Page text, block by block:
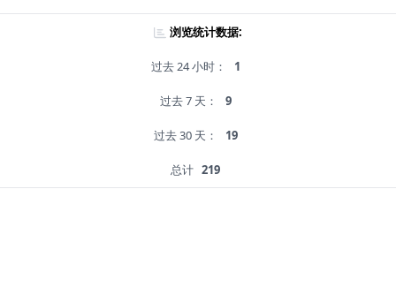
浏览统计数据:
过去 24 小时： 1
过去 7 天： 9
过去 30 天： 19
总计 219